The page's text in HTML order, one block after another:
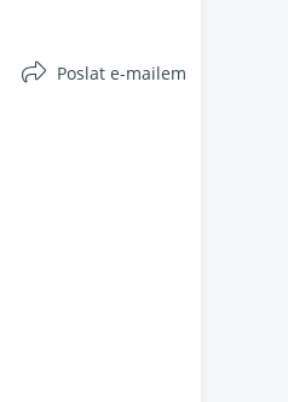
Poslat e-mailem